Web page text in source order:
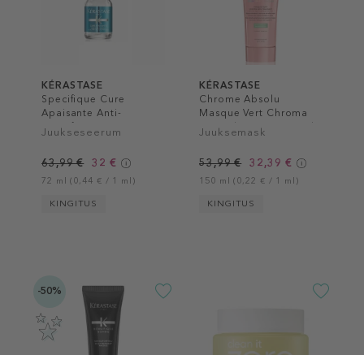
KÉRASTASE
Specifique Cure
Apaisante Anti-
Inconforts
Juukseseerum
63,99 € 32 €
72 ml (0,44 € / 1 ml)
KINGITUS
KÉRASTASE
Chrome Absolu
Masque Vert Chroma
Neutralisant Hair Mask
Juuksemask
53,99 € 32,39 €
150 ml (0,22 € / 1 ml)
KINGITUS
-50%